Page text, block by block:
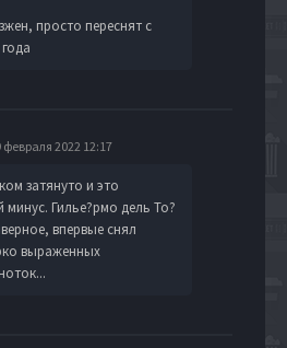
просто переснят с
февраля 2022 12:17
затянуто и это
минус. Гилье?рмо дель То?
впервые снял
выраженных